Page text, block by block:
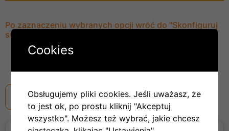
Po zaznaczeniu wybranych opcji wróć do "Skonfiguruj
swój dom" zobacz cenę
Cookies
Obsługujemy pliki cookies. Jeśli uważasz, że
to jest ok, po prostu kliknij "Akceptuj
wszystko". Możesz też wybrać, jakie chcesz